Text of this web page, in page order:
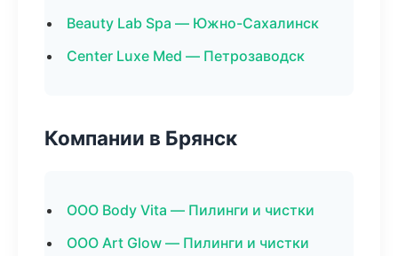
Beauty Lab Spa — Южно-Сахалинск
Center Luxe Med — Петрозаводск
Компании в Брянск
ООО Body Vita — Пилинги и чистки
ООО Art Glow — Пилинги и чистки